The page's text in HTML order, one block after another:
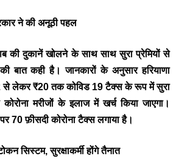
ने की अनूठी पहल
की दुकानें खोलने के साथ साथ सुरा प्रेमियों से
बात कही है। जानकारों के अनुसार हरियाणा
से लेकर ₹20 तक कोविड 19 टैक्स के रूप में सुरा
मरीजों के इलाज में खर्च किया जाएगा।
70 फ़ीसदी कोरोना टैक्स लगाया है।
सिस्टम, सुरक्षाकर्मी होंगे तैनात
जयपुर से दुनिया को भारत
का संदेश: ब्रिक्स सम्मेलन में
छोटे उद्योगों, स्टार्टअप और
रोजगार बढ़ाने पर सहमति